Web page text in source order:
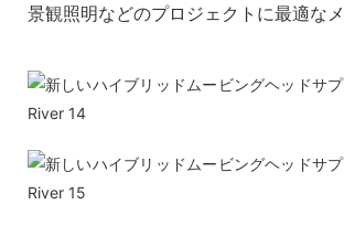
景観照明などのプロジェクトに最適なメ